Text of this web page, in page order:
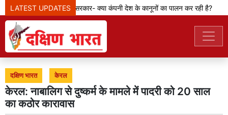
LATEST UPDATES
मेटा टीम से पूछ रही सरकार- क्या कंपनी देश के कानूनों का पालन कर रही है?
दक्षिण भारत केरल
केरल: नाबालिग से दुष्कर्म के मामले में पादरी को 20 साल
का कठोर कारावास